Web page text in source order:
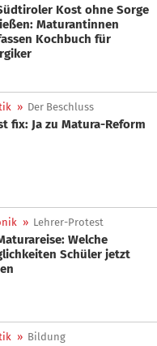
Maturantinnen
Kochbuch für
» Der Beschluss
fix: Ja zu Matura-Reform
» Lehrer-Protest
Schüler jetzt
» Bildung